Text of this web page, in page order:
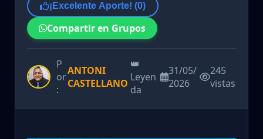
¡Excelente Aporte! (0)
Compartir en Grupos
P
or
:
ANTONI
CASTELLANO
👑
Leyen
da
31/05/
2026
245
vistas